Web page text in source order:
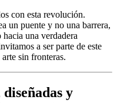
con esta revolución.
un puente y no una barrera,
una verdadera
a ser parte de este
sin fronteras.
y